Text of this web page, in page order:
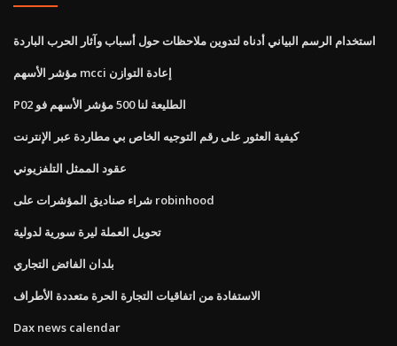
استخدام الرسم البياني أدناه لتدوين ملاحظات حول أسباب وآثار الحرب الباردة
مؤشر الأسهم mcci إعادة التوازن
P02 الطليعة لنا 500 مؤشر الأسهم فو
كيفية العثور على رقم التوجيه الخاص بي مطاردة عبر الإنترنت
عقود الممثل التلفزيوني
شراء صناديق المؤشرات على robinhood
تحويل العملة ليرة سورية لدولية
بلدان الفائض التجاري
الاستفادة من اتفاقيات التجارة الحرة متعددة الأطراف
Dax news calendar